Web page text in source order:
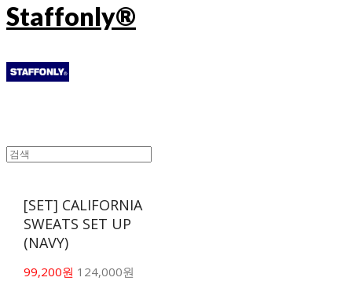
Staffonly®
[SET] CALIFORNIA
SWEATS SET UP
(NAVY)
99,200원 124,000원